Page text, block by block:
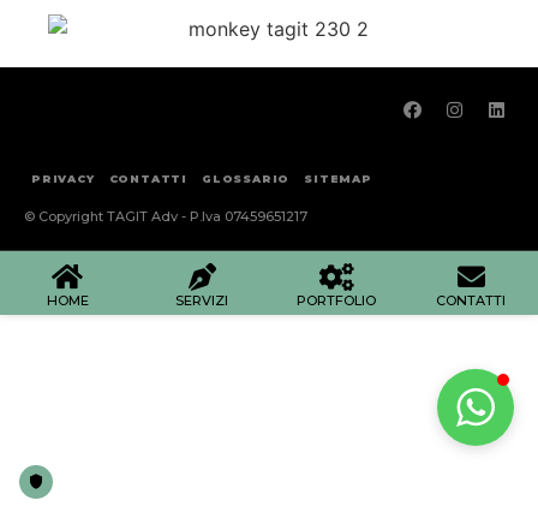
© Copyright TAGIT Adv - P.Iva 07459651217
PRIVACY CONTATTI GLOSSARIO SITEMAP
HOME SERVIZI PORTFOLIO CONTATTI